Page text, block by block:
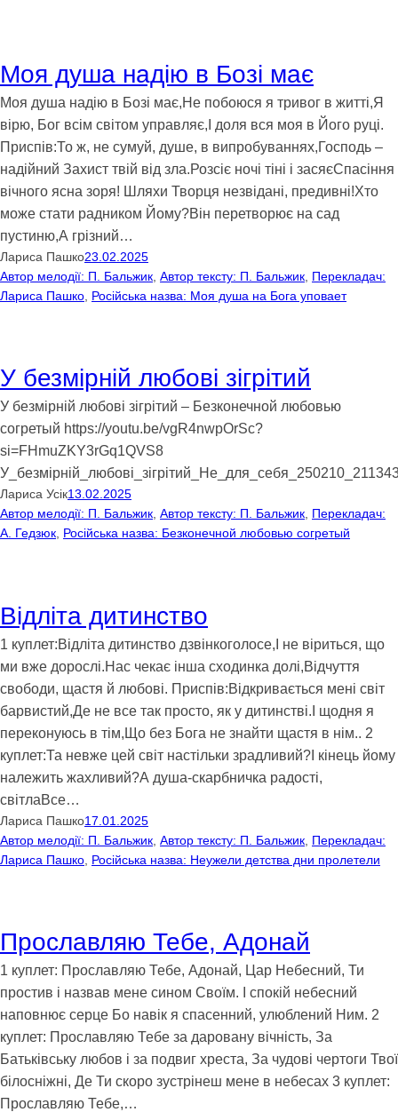
Моя душа надію в Бозі має
Моя душа надію в Бозі має,Не побоюся я тривог в житті,Я
вірю, Бог всім світом управляє,І доля вся моя в Його руці.
Приспів:То ж, не сумуй, душе, в випробуваннях,Господь –
надійний Захист твій від зла.Розсіє ночі тіні і засяєСпасіння
вічного ясна зоря! Шляхи Творця незвідані, предивні!Хто
може стати радником Йому?Він перетворює на сад
пустиню,А грізний…
Лариса Пашко23.02.2025
Автор мелодії: П. Бальжик Автор тексту: П. Бальжик Перекладач:
Лариса Пашко Російська назва: Моя душа на Бога уповает
У безмірній любові зігрітий
У безмірній любові зігрітий – Безконечной любовью
согретый https://youtu.be/vgR4nwpOrSc?
si=FHmuZKY3rGq1QVS8
Лариса Усік13.02.2025
Автор мелодії: П. Бальжик, Автор тексту: П. Бальжик, Перекладач:
А. Гедзюк, Російська назва: Безконечной любовью согретый
Відліта дитинство
1 куплет:Відліта дитинство дзвінкоголосе,І не віриться, що
ми вже дорослі.Нас чекає інша сходинка долі,Відчуття
свободи, щастя й любові. Приспів:Відкривається мені світ
барвистий,Де не все так просто, як у дитинстві.І щодня я
переконуюсь в тім,Що без Бога не знайти щастя в нім.. 2
куплет:Та невже цей світ настільки зрадливий?І кінець йому
належить жахливий?А душа-скарбничка радості,
світлаВсе…
Лариса Пашко17.01.2025
Автор мелодії: П. Бальжик Автор тексту: П. Бальжик Перекладач:
Лариса Пашко Російська назва: Неужели детства дни пролетели
Прославляю Тебе, Адонай
1 куплет: Прославляю Тебе, Адонай, Цар Небесний, Ти
простив і назвав мене сином Своїм. І спокій небесний
наповнює серце Бо навік я спасенний, улюблений Ним. 2
куплет: Прославляю Тебе за даровану вічність, За
Батьківську любов і за подвиг хреста, За чудові чертоги Твої
білосніжні, Де Ти скоро зустрінеш мене в небесах 3 куплет:
Прославляю Тебе,…